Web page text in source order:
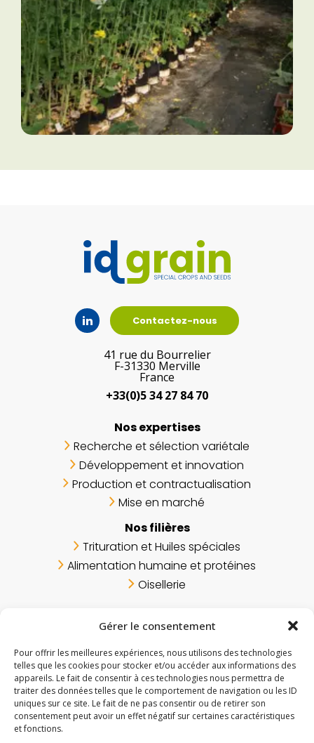
Gérer le consentement
Pour offrir les meilleures expériences, nous utilisons des technologies
telles que les cookies pour stocker et/ou accéder aux informations des
appareils. Le fait de consentir à ces technologies nous permettra de
traiter des données telles que le comportement de navigation ou les ID
uniques sur ce site. Le fait de ne pas consentir ou de retirer son
consentement peut avoir un effet négatif sur certaines caractéristiques
et fonctions.
Contactez-nous
41 rue du Bourrelier
F-31330 Merville
France
+33(0)5 34 27 84 70
Nos expertises
Recherche et sélection variétale
Développement et innovation
Production et contractualisation
Mise en marché
Nos filières
Trituration et Huiles spéciales
Alimentation humaine et protéines
Oisellerie
Produire pour ID GRAIN